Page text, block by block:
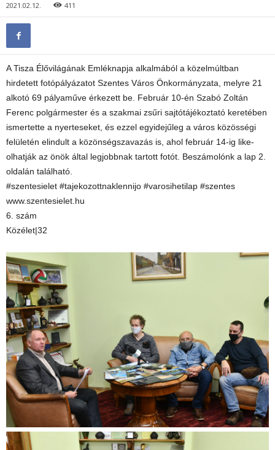
2021.02.12. 411
A Tisza Élővilágának Emléknapja alkalmából a közelmúltban
hirdetett fotópályázatot Szentes Város Önkormányzata, melyre 21
alkotó 69 pályaműve érkezett be. Február 10-én Szabó Zoltán
Ferenc polgármester és a szakmai zsűri sajtótájékoztató keretében
ismertette a nyerteseket, és ezzel egyidejűleg a város közösségi
felületén elindult a közönségszavazás is, ahol február 14-ig like-
olhatják az önök által legjobbnak tartott fotót. Beszámolónk a lap 2.
oldalán található.
#szentesielet #tajekozottnaklennijo #varosihetilap #szentes
www.szentesielet.hu
6. szám
Közélet|32